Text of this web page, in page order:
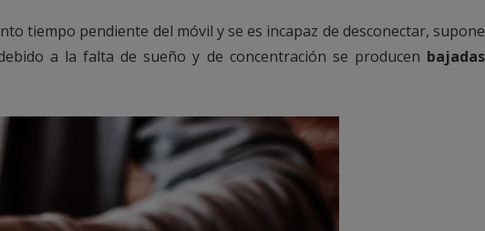
tiempo pendiente del móvil y se es incapaz de desconectar, supone
a la falta de sueño y de concentración se producen bajadas